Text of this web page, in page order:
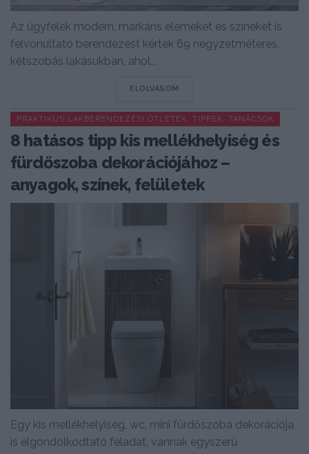
Az ügyfelek modern, markáns elemeket és színeket is
felvonultató berendezést kértek 69 négyzetméteres,
kétszobás lakásukban, ahol...
ELOLVASOM
PRAKTIKUS LAKBERENDEZÉSI ÖTLETEK, TIPPEK, TANÁCSOK
8 hatásos tipp kis mellékhelyiség és
fürdőszoba dekorációjához –
anyagok, színek, felületek
Egy kis mellékhelyiség, wc, mini fürdőszoba dekorációja
is elgondolkodtató feladat, vannak egyszerű